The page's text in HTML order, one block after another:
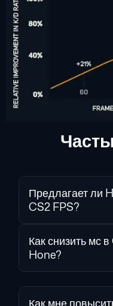
Предлагает ли
CS2 FPS?
Как снизить мс
Hone?
Как мне